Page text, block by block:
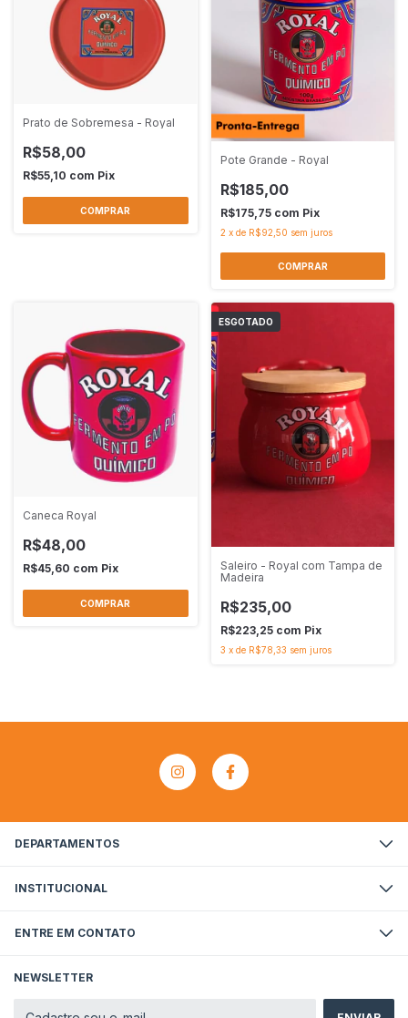
Prato de Sobremesa - Royal
R$58,00
R$55,10 com Pix
Pote Grande - Royal
R$185,00
R$175,75 com Pix
2 x de R$92,50 sem juros
Caneca Royal
R$48,00
R$45,60 com Pix
ESGOTADO
Saleiro - Royal com Tampa de
Madeira
R$235,00
R$223,25 com Pix
3 x de R$78,33 sem juros
DEPARTAMENTOS
INSTITUCIONAL
ENTRE EM CONTATO
NEWSLETTER